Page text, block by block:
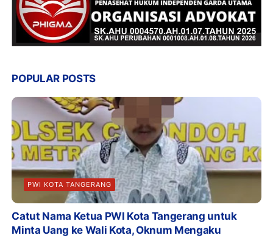
POPULAR POSTS
PWI KOTA TANGERANG
Catut Nama Ketua PWI Kota Tangerang untuk
Minta Uang ke Wali Kota, Oknum Mengaku